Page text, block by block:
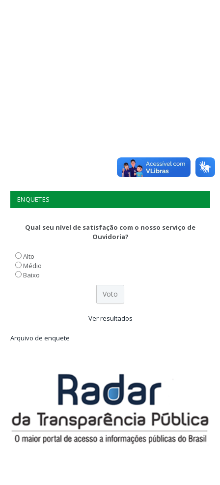
ENQUETES
Qual seu nível de satisfação com o nosso serviço de
Ouvidoria?
Alto
Médio
Baixo
Ver resultados
Arquivo de enquete